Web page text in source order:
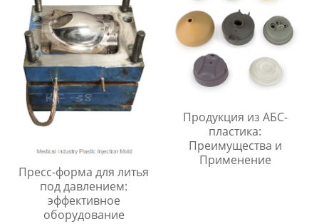
Пресс-форма для литья
под давлением:
эффективное
оборудование
Продукция из АБС-
пластика:
Преимущества и
Применение